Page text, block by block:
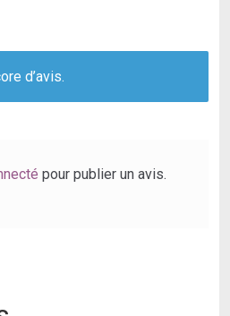
pour
un
éclairage
lumière
d’avis.
pour publier un avis.